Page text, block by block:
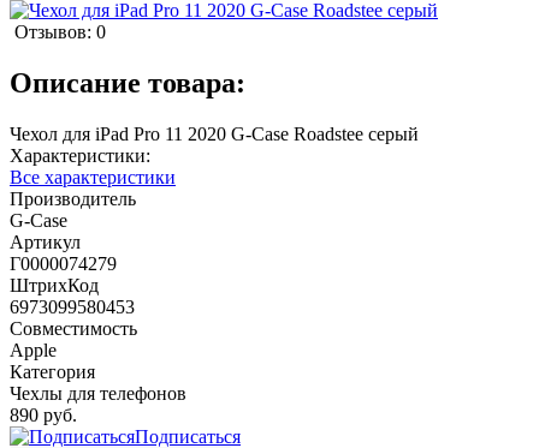
Отзывов: 0
Описание товара:
Чехол для iPad Pro 11 2020 G-Case Roadstee серый
Характеристики:
Все характеристики
Производитель
G-Case
Артикул
Г0000074279
ШтрихКод
6973099580453
Совместимость
Apple
Категория
Чехлы для телефонов
890 руб.
Подписаться